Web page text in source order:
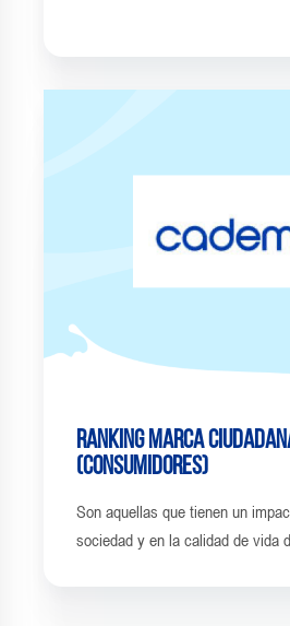
Ranking Marca
(consumidores)
Son aquellas que tienen un
sociedad y en la calidad de vida